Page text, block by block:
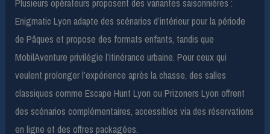
Plusieurs opérateurs proposent des variantes saisonnières :
Enigmatic Lyon adapte des scénarios d’intérieur pour la période
de Pâques et propose des formats enfants, tandis que
MobilAventure privilégie l’itinérance urbaine. Pour ceux qui
veulent prolonger l’expérience après la chasse, des salles
classiques comme Escape Hunt Lyon ou Prizoners Lyon offrent
des scénarios complémentaires, accessibles via des réservations
en ligne et des offres packagées.